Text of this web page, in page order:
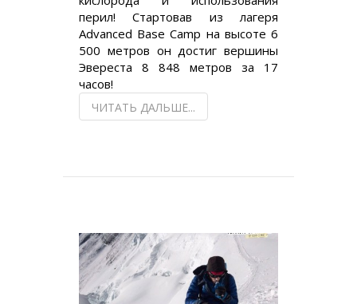
перил! Стартовав из лагеря
Advanced Base Camp на высоте 6
500 метров он достиг вершины
Эвереста 8 848 метров за 17
часов!
ЧИТАТЬ ДАЛЬШЕ...